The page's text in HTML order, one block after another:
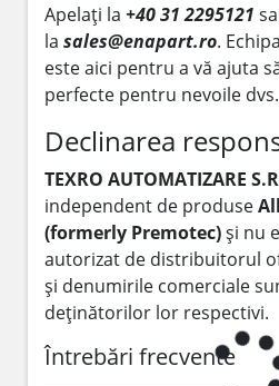
Apelați la +40 31 2295121
la sales@enapart.ro.
este aici pentru a vă ajuta
perfecte pentru nevoile
Declinarea
TEXRO AUTOMATIZARE
independent de produse
(formerly Premotec)și nu
autorizat de distribuitorul
și denumirile comerciale
deținătorilor lor respectivi.
Întrebări frecvente